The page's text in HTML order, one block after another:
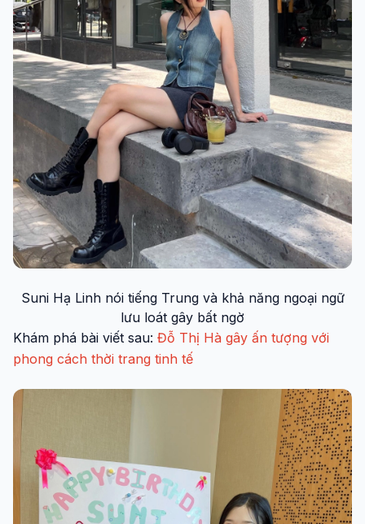
Suni Hạ Linh nói tiếng Trung và khả năng ngoại ngữ
lưu loát gây bất ngờ
Khám phá bài viết sau: Đỗ Thị Hà gây ấn tượng với
phong cách thời trang tinh tế